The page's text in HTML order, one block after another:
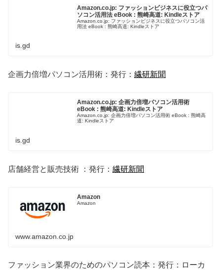
Amazon.co.jp: ファッションビジネスに役立つパ
ソコン活用法 eBook : 熊崎高道: Kindleストア
Amazon.co.jp: ファッションビジネスに役立つパソコン活
用法 eBook : 熊崎高道: Kindleストア
is.gd
企画力倍増パソコン活用術：発行： 繊研新聞
Amazon.co.jp: 企画力倍増パソコン活用術
eBook : 熊崎高道: Kindleストア
Amazon.co.jp: 企画力倍増パソコン活用術 eBook : 熊崎高
道: Kindleストア
is.gd
店舗経営と販売技術 ：発行： 繊研新聞
Amazon
Amazon
www.amazon.co.jp
ファッション業界のためのパソコン読本：発行：ローカ